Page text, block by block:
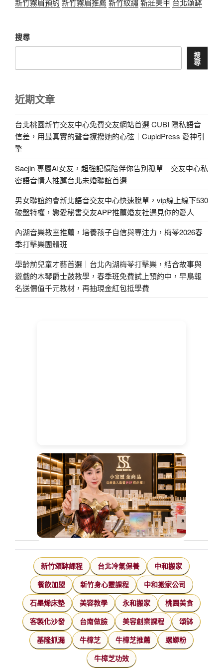
新竹霧眉預約 新竹霧眉推薦 新竹紋繡新莊美甲 台北頌缽
搜尋
搜
尋
近期文章
台北桃園新竹交友中心免費交友網站首選 CUBI 隱私語音
信差，用最真實的聲音撩撥她的心弦｜CupidPress 愛神引
擎
Saejin 專屬AI女友，超強記憶陪伴你告別孤單｜交友中心私
密語音情人推薦台北未婚聯誼首選
男女聯誼約會新北語音交友中心快速脫單，vip線上線下530
破盤特權，戀愛秘書交友APP推薦婚友社遇見你的愛人
內湖音樂教室推薦，培養孩子自信與專注力，梅苓2026春
季打擊樂團體班
學齡前兒童才藝首選｜台北內湖梅苓打擊樂，結合故事與
遊戲的木琴爵士鼓教學，春季班免費試上預約中，早鳥報
名送價值千元教材，再抽現金紅包抵學費
新竹頌缽課程 台北冷氣保養 中和搬家
餐飲加盟 新竹身心靈課程 中和搬家公司
石墨烯床墊 美容教學 永和搬家 桃園美食
客製化沙發 台南做臉 美容創業課程 頌缽
基隆抓漏 牛樟芝 牛樟芝推薦 螺螄粉
牛樟芝功效